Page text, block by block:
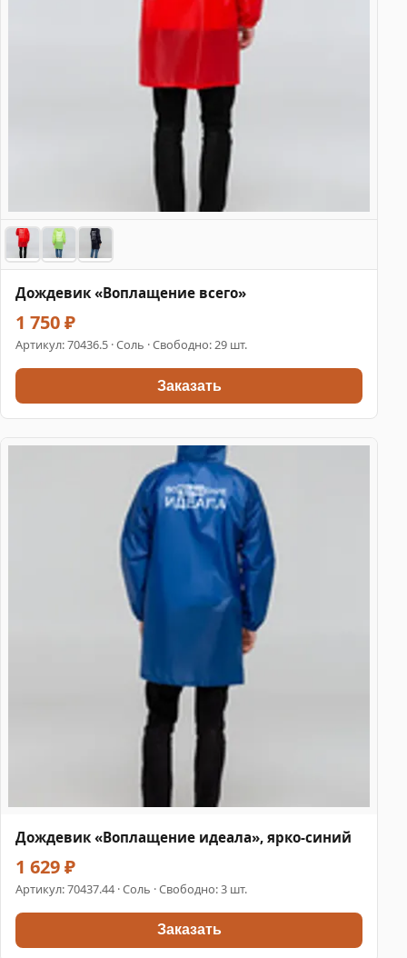
Дождевик «Воплащение всего»
1 750 ₽
Артикул:70436.5 · Соль · Свободно: 29 шт.
Заказать
Дождевик «Воплащение идеала», ярко-синий
1 629 ₽
Артикул:70437.44 · Соль · Свободно: 3 шт.
Заказать